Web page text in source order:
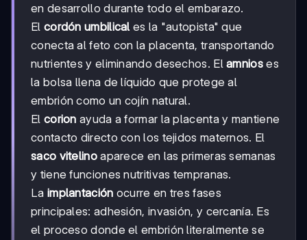
en desarrollo durante todo el embarazo.
El cordón umbilical es la "autopista" que
conecta al feto con la placenta, transportando
nutrientes y eliminando desechos. Elamnioses
la bolsa llena de líquido que protege al
embrión como un cojín natural.
El corion ayuda a formar la placenta y mantiene
contacto directo con los tejidos maternos. El
saco vitelinoaparece en las primeras semanas
y tiene funciones nutritivas tempranas.
La implantación ocurre en tres fases
principales: adhesión, invasión, y cercanía. Es
el proceso donde el embrión literalmente se